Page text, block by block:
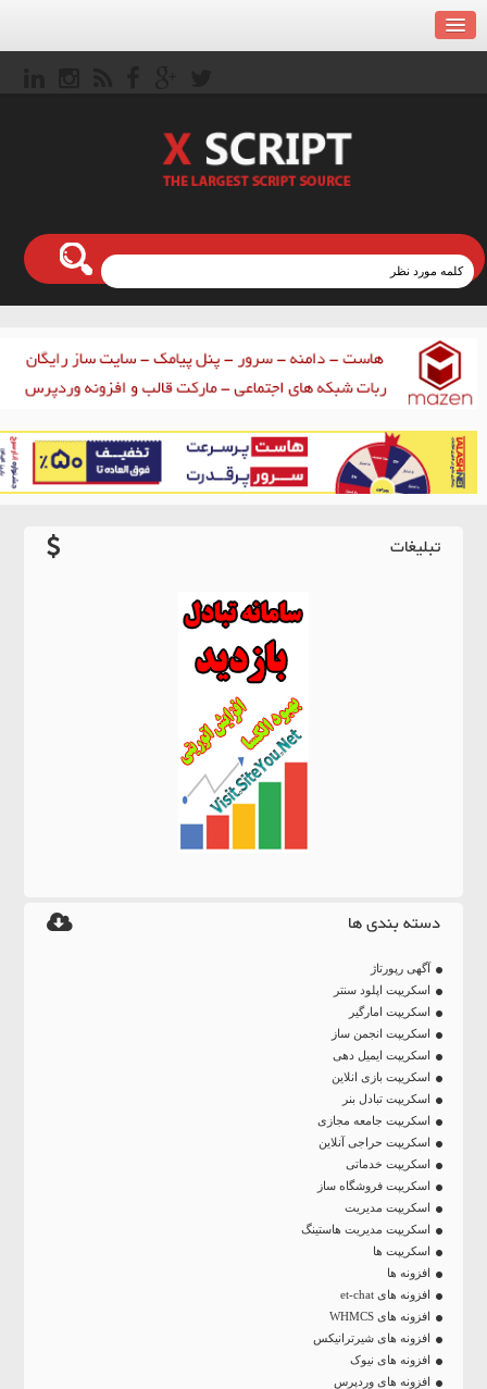
تبلیغات
دسته بندی ها
آگهی رپورتاژ
اسکریپت اپلود سنتر
اسکریپت امارگیر
اسکریپت انجمن ساز
اسکریپت ایمیل دهی
اسکریپت بازی انلاین
اسکریپت تبادل بنر
اسکریپت جامعه مجازی
اسکریپت حراجی آنلاین
اسکریپت خدماتی
اسکریپت فروشگاه ساز
اسکریپت مدیریت
اسکریپت مدیریت هاستینگ
اسکریپت ها
افزونه ها
افزونه های et-chat
افزونه های WHMCS
افزونه های شیرترانیکس
افزونه های نیوک
افزونه های وردپرس